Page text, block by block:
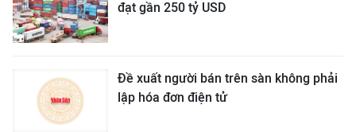
đạt gần 250 tỷ USD
Đề xuất người bán trên sàn không phải
lập hóa đơn điện tử